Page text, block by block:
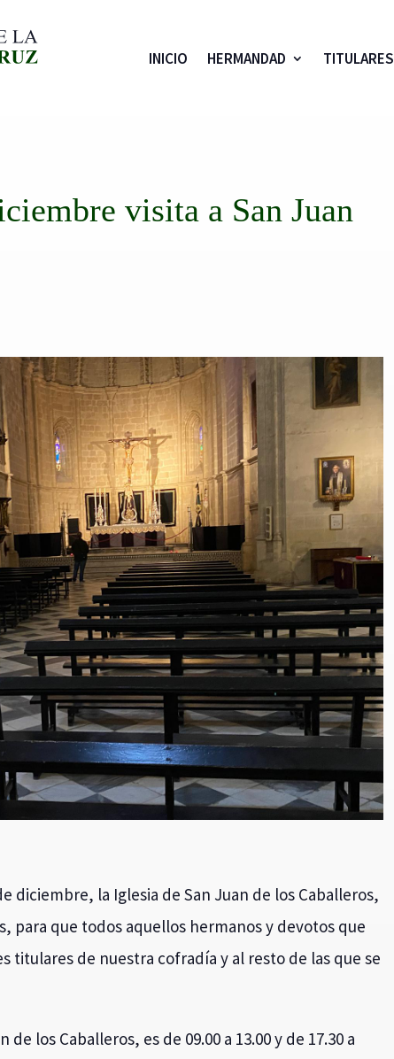
INICIO HERMANDAD TITULARES
visita a San Juan
diciembre, la Iglesia de San Juan de los Caballeros,
para que todos aquellos hermanos y devotos que
titulares de nuestra cofradía y al resto de las que se
los Caballeros, es de 09.00 a 13.00 y de 17.30 a